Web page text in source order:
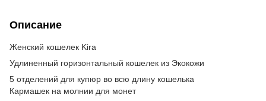
Описание
Женский кошелек Kira
Удлиненный горизонтальный кошелек из Экокожи
5 отделений для купюр во всю длину кошелька
Кармашек на молнии для монет